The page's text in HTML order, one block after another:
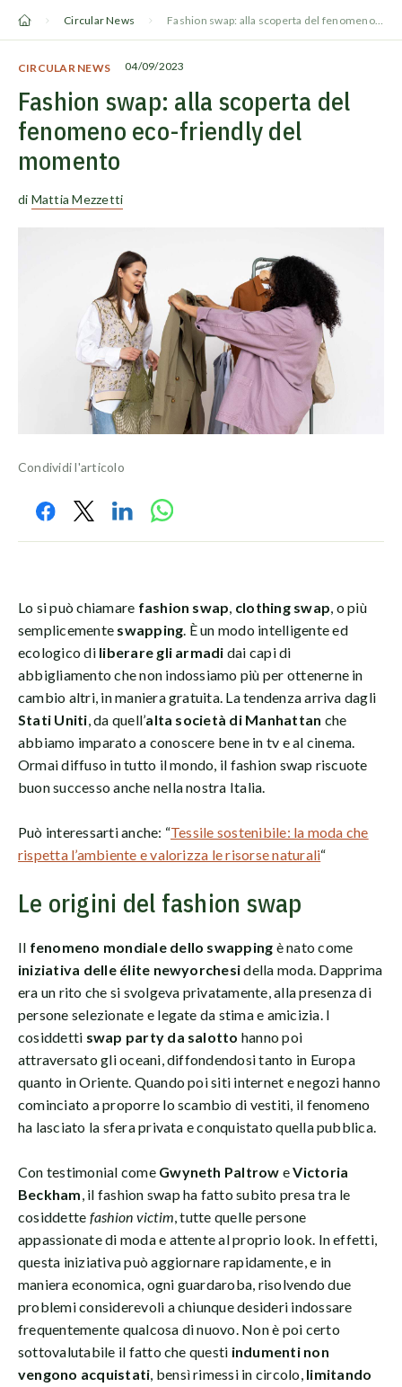
Circular News Fashion swap: alla scoperta del fenomeno eco-friendly del momento
CIRCULAR NEWS 04/09/2023
Fashion swap: alla scoperta del
fenomeno eco-friendly del
momento
di Mattia Mezzetti
Condividi l'articolo
Lo si può chiamare fashion swap, clothing swap, o più
semplicemente swapping. È un modo intelligente ed
ecologico di liberare gli armadi dai capi di
abbigliamento che non indossiamo più per ottenerne in
cambio altri, in maniera gratuita. La tendenza arriva dagli
Stati Uniti, da quell’alta società di Manhattan che
abbiamo imparato a conoscere bene in tv e al cinema.
Ormai diffuso in tutto il mondo, il fashion swap riscuote
buon successo anche nella nostra Italia.
Può interessarti anche: “Tessile sostenibile: la moda che
rispetta l’ambiente e valorizza le risorse naturali“
Le origini del fashion swap
Il fenomeno mondiale dello swapping è nato come
iniziativa delle élite newyorchesidella moda. Dapprima
era un rito che si svolgeva privatamente, alla presenza di
persone selezionate e legate da stima e amicizia. I
cosiddetti swap party da salotto hanno poi
attraversato gli oceani, diffondendosi tanto in Europa
quanto in Oriente. Quando poi siti internet e negozi hanno
cominciato a proporre lo scambio di vestiti, il fenomeno
ha lasciato la sfera privata e conquistato quella pubblica.
Con testimonial come Gwyneth Paltrow eVictoria
Beckham, il fashion swap ha fatto subito presa tra le
cosiddette fashion victim, tutte quelle persone
appassionate di moda e attente al proprio look. In effetti,
questa iniziativa può aggiornare rapidamente, e in
maniera economica, ogni guardaroba, risolvendo due
problemi considerevoli a chiunque desideri indossare
frequentemente qualcosa di nuovo. Non è poi certo
sottovalutabile il fatto che questi indumenti non
vengono acquistati, bensì rimessi in circolo, limitando